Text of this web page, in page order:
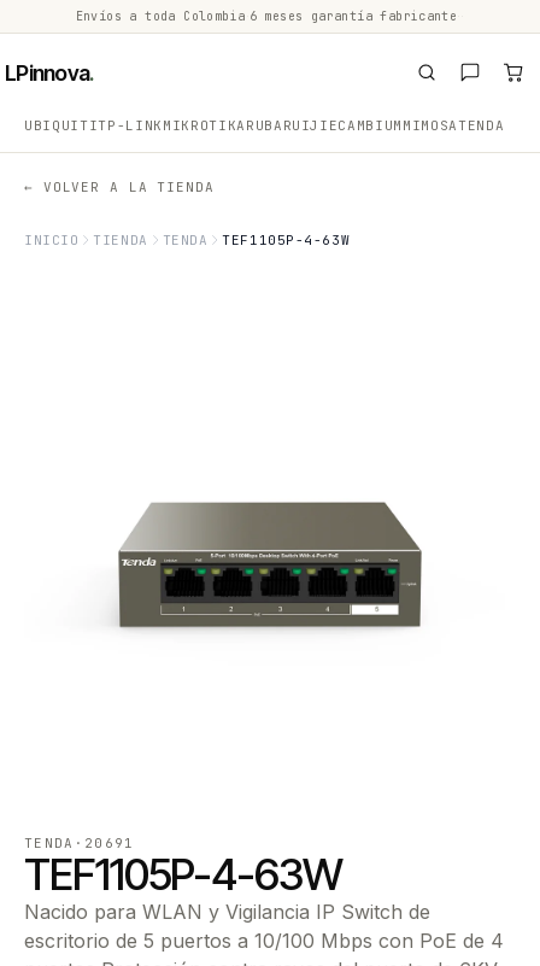
Envíos a toda Colombia 6 meses garantía fabricante
LPinnova.
UBIQUITITP-LINK MIKROTIKARUBA RUIJIECAMBIUM MIMOSATENDA
← VOLVER A LA TIENDA
INICIO TIENDA TENDA TEF1105P-4-63W
TENDA · 20691
TEF1105P-4-63W
Nacido para WLAN y Vigilancia IP Switch de
escritorio de 5 puertos a 10/100 Mbps con PoE de 4